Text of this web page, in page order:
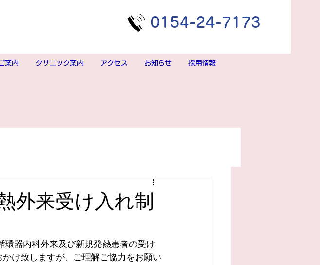
​0154-24-7173
案内 クリニック案内 アクセス お知らせ 採用情報
外来受け入れ制
器内科外来及び新規発熱患者の受け
け致しますが、ご理解ご協力をお願い